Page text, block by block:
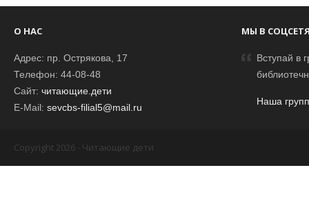
О НАС
Адрес: пр. Острякова, 17
Телефон: 44-08-48
Сайт: читающие.дети
E-Mail: sevcbs-filial5@mail.ru
МЫ В
Вступай в
Наша
Copyright 2026 - Читающие дети